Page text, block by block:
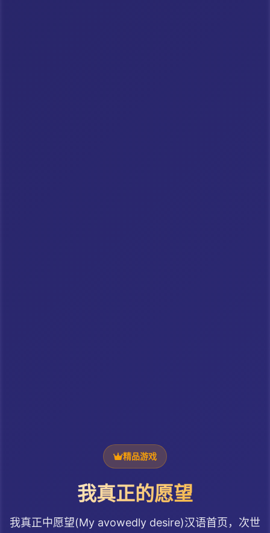
精品游戏
我真正的愿望
我真正中愿望(My avowedly desire)汉语首页，次世